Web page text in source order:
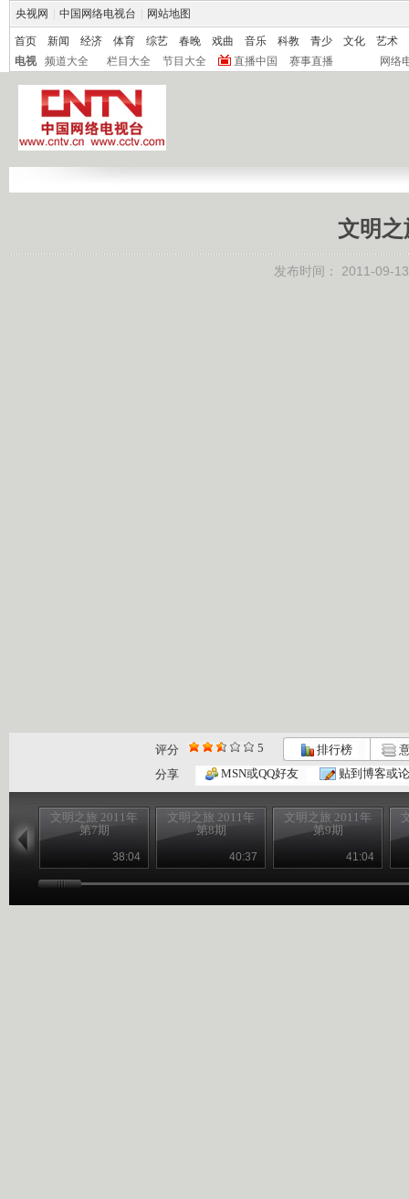
央视网 中国网络电视台 网站地图
首页 新闻 经济 体育 综艺 春晚 戏曲 音乐 科教 青少 文化
艺术
电视
频道大全 栏目大全 节目大全 直播中国 赛事直播 网络
文明之
发布时间： 2011-09-
评分 5 排行榜
分享
MSN或QQ好友 贴到博客或
文明之旅 2011年
第7期
38:04
文明之旅 2011年
第8期
40:37
文明之旅 2011年
第9期
41:04